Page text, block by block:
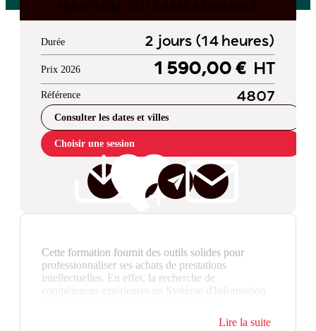
PRESENTIEL OU CLASSE A DISTANCE
Durée 2 jours (14 heures)
Prix 2026 1 590,00 € HT
Référence 4807
Consulter les dates et villes
Choisir une session
Cette formation fournit des outils solides pour
professionnaliser ses achats de prestations
intellectuelles. En effet, la recherche de
compétences extérieures en Système d'Information
Recrutement…, est un savoir-faire indispensable des
Lire la suite